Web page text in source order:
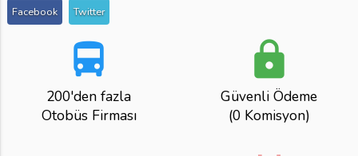
Facebook Twitter
directions_bus
200'den fazla
Otobüs Firması
lock
Güvenli Ödeme
(0 Komisyon)